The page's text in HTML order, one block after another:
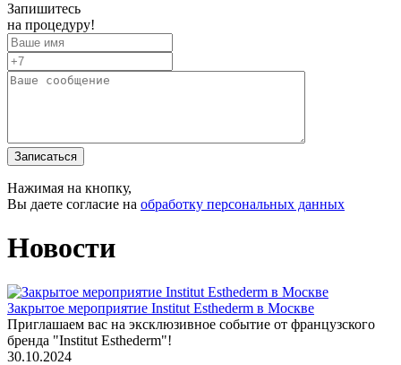
Запишитесь
на процедуру!
Записаться
Нажимая на кнопку,
Вы даете согласие на обработку персональных данных
Новости
Закрытое мероприятие Institut Esthederm в Москве
Приглашаем вас на эксклюзивное событие от французского
бренда "Institut Esthederm"!
30.10.2024